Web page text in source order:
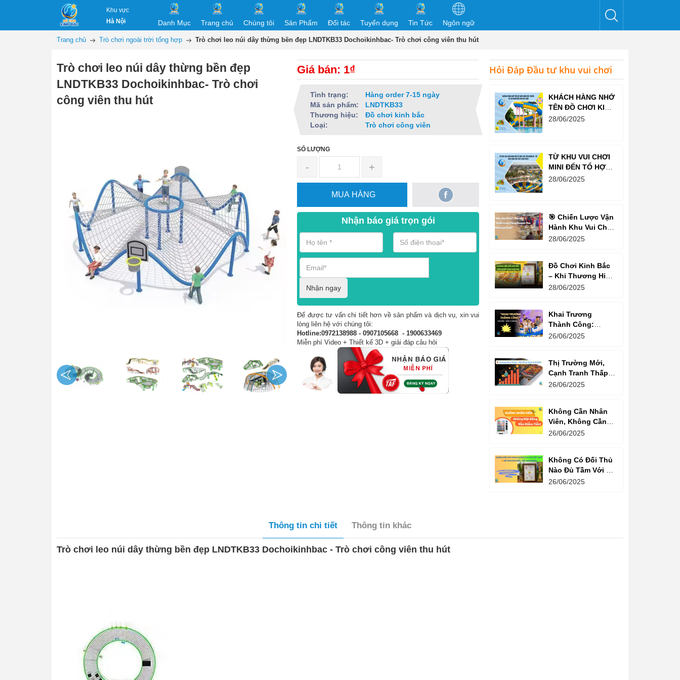
Khu vực
Hà Nội
Danh Mục Trang chủ Chúng tôi Sản Phẩm Đối tác Tuyển dụng Tin Tức Ngôn ngữ
Trang chủ Trò chơi ngoài trời tổng hợp Trò chơi leo núi dây thừng bền đẹp LNDTKB33 Dochoikinhbac- Trò chơi công viên thu hút
Trò chơi leo núi dây thừng bền đẹp
LNDTKB33 Dochoikinhbac- Trò chơi
công viên thu hút
Giá bán: 1₫
Tình trạng:
Hàng order 7-15 ngày
Mã sản phẩm:
LNDTKB33
Thương hiệu:
Đồ chơi kinh bắc
Loại:
Trò chơi công viên
SỐ LƯỢNG
- +
MUA HÀNG
Nhận báo giá trọn gói
Nhận ngay
Để được tư vấn chi tiết hơn về sản phẩm và dịch vụ, xin vui
lòng liên hệ với chúng tôi:
Hotline:0972138988 - 0907105668 - 1900633469
Miễn phí Video + Thiết kế 3D + giải đáp câu hỏi
Hỏi Đáp Đầu tư khu vui chơi
KHÁCH HÀNG NHỚ
TÊN ĐỒ CHƠI KINH
BẮC TRƯỚC CẢ
28/06/2025
TỪ KHU VUI CHƠI
MINI ĐẾN TỔ HỢP
GIẢI TRÍ NGHÌN M²
28/06/2025
🎯 Chiến Lược Vận
Hành Khu Vui Chơi
3 Thế Hệ – Tối Đa
28/06/2025
Đồ Chơi Kinh Bắc
– Khi Thương Hiệu
Vững Mạnh Bắt
28/06/2025
Khai Trương
Thành Công:
Khách Nườm
Quyết Là Gì?
26/06/2025
Thị Trường Mới,
Cạnh Tranh Thấp –
Trampoline Park Là
26/06/2025
Không Cần Nhân
Viên, Không Cần
Cửa Hàng – Chỉ
26/06/2025
Không Có Đối Thủ
Nào Đủ Tầm Với Đồ
Chơi Kinh Bắc
26/06/2025
Thông tin chi tiết Thông tin khác
Trò chơi leo núi dây thừng bền đẹp LNDTKB33 Dochoikinhbac - Trò chơi công viên thu hút